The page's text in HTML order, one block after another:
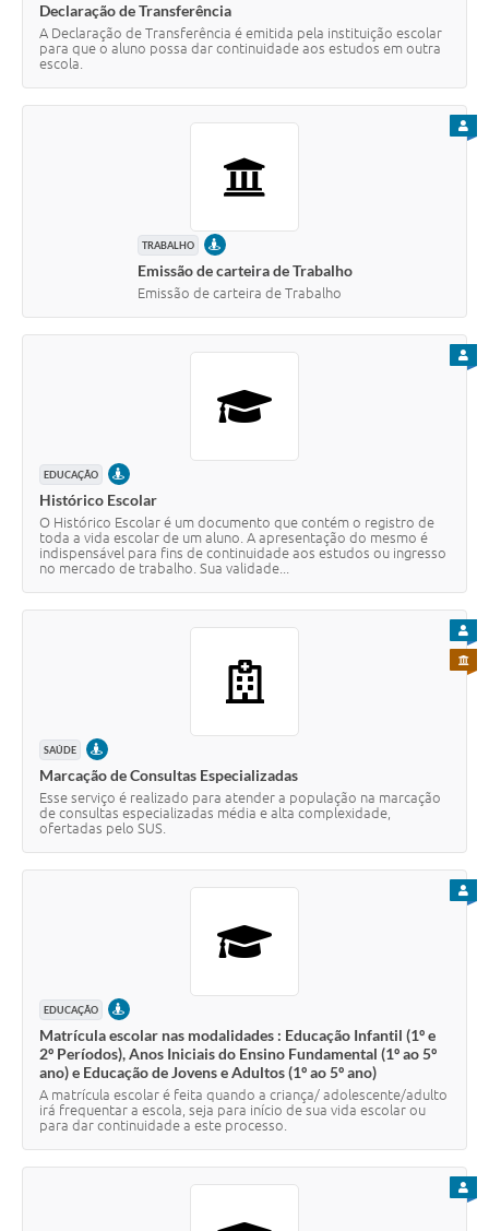
Declaração de Transferência
A Declaração de Transferência é emitida pela instituição escolar
para que o aluno possa dar continuidade aos estudos em outra
escola.
TRABALHO PRESENCIAL
Emissão de carteira de Trabalho
Emissão de carteira de Trabalho
EDUCAÇÃO PRESENCIAL
Histórico Escolar
O Histórico Escolar é um documento que contém o registro de
toda a vida escolar de um aluno. A apresentação do mesmo é
indispensável para fins de continuidade aos estudos ou ingresso
no mercado de trabalho. Sua validade...
SAÚDE PRESENCIAL
Marcação de Consultas Especializadas
Esse serviço é realizado para atender a população na marcação
de consultas especializadas média e alta complexidade,
ofertadas pelo SUS.
PARA
EDUCAÇÃO PRESENCIAL
Matrícula escolar nas modalidades : Educação Infantil (1º e
2º Períodos), Anos Iniciais do Ensino Fundamental (1º ao 5º
ano) e Educação de Jovens e Adultos (1º ao 5º ano)
A matrícula escolar é feita quando a criança/ adolescente/adulto
irá frequentar a escola, seja para início de sua vida escolar ou
para dar continuidade a este processo.